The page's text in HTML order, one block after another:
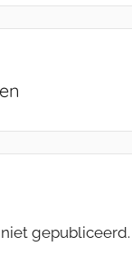
gepubliceerd.